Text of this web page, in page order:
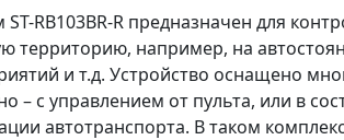
RB103BR-R предназначен для
территорию, например, на
и т.д. Устройство оснащено
– с управлением от пульта, или в
автотранспорта. В таком